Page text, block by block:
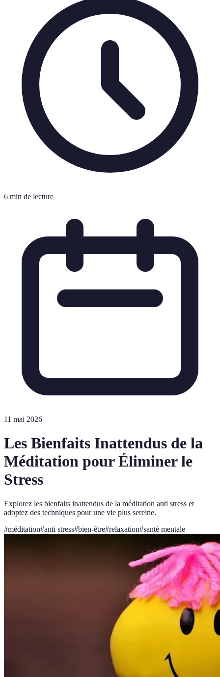
6 min de lecture
11 mai 2026
Les Bienfaits Inattendus de la
Méditation pour Éliminer le
Stress
Explorez les bienfaits inattendus de la méditation anti stress et
adoptez des techniques pour une vie plus sereine.
#méditation#anti stress#bien-être#relaxation#santé mentale